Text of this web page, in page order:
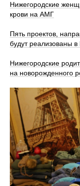
Нижегородские
крови на АМГ
Пять проектов,
будут реализованы
Нижегородские
на новорожденного